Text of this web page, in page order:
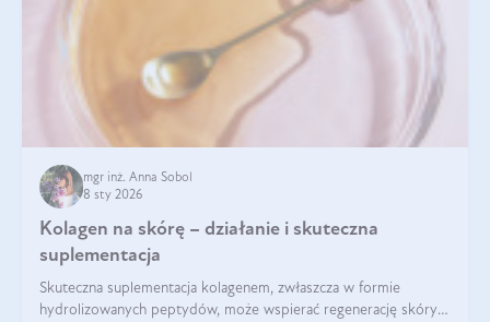
mgr inż. Anna Sobol
8 sty 2026
Kolagen na skórę – działanie i skuteczna
suplementacja
Skuteczna suplementacja kolagenem, zwłaszcza w formie
hydrolizowanych peptydów, może wspierać regenerację skóry i